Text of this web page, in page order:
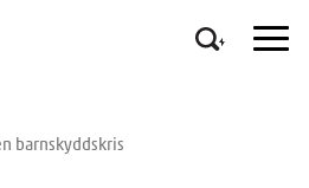
barnskyddskris